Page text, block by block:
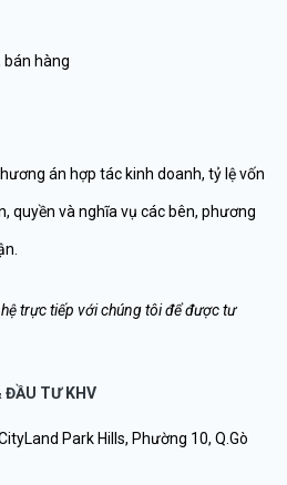
bán hàng
án hợp tác kinh doanh, tỷ lệ vốn
quyền và nghĩa vụ các bên, phương
trực tiếp với chúng tôi để được tư
ĐẦU TƯ KHV
Park Hills, Phường 10, Q.Gò